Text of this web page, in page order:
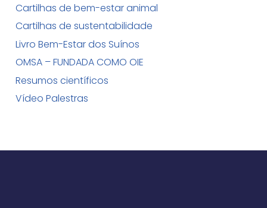
Cartilhas de bem-estar animal
Cartilhas de sustentabilidade
Livro Bem-Estar dos Suínos
OMSA – FUNDADA COMO OIE
Resumos científicos
Vídeo Palestras